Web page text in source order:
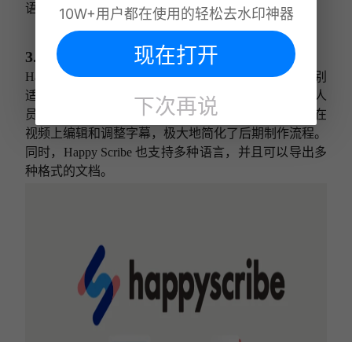
语言转录的用户使用。
3.Happy Scribe
Happy Scribe 是一款功能强大的视频转文字工具，特别
适合那些需要为视频内容制作字幕的创作者和营销人
员。除了基本的文字转录功能外，它还允许用户直接在
视频上编辑和调整字幕，极大地简化了后期制作流程。
同时，Happy Scribe 也支持多种语言，并且可以导出多
种格式的文档。
10W+用户都在使用的轻松去水印神器
现在打开
下次再说